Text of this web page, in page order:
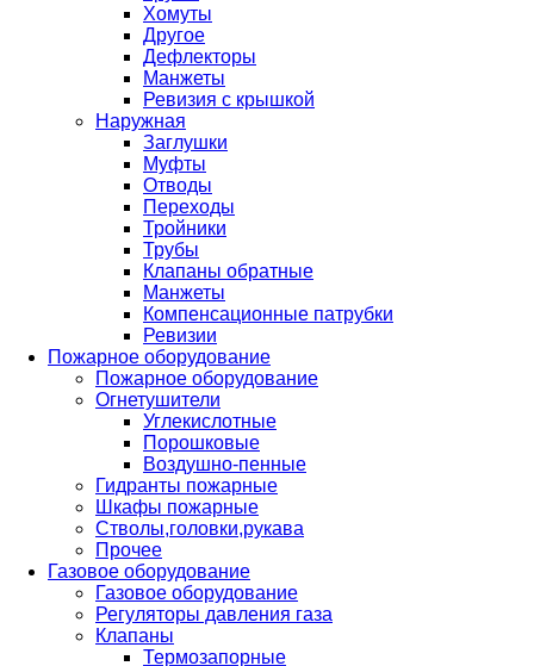
Хомуты
Другое
Дефлекторы
Манжеты
Ревизия с крышкой
Наружная
Заглушки
Муфты
Отводы
Переходы
Тройники
Трубы
Клапаны обратные
Манжеты
Компенсационные патрубки
Ревизии
Пожарное оборудование
Пожарное оборудование
Огнетушители
Углекислотные
Порошковые
Воздушно-пенные
Гидранты пожарные
Шкафы пожарные
Стволы,головки,рукава
Прочее
Газовое оборудование
Газовое оборудование
Регуляторы давления газа
Клапаны
Термозапорные